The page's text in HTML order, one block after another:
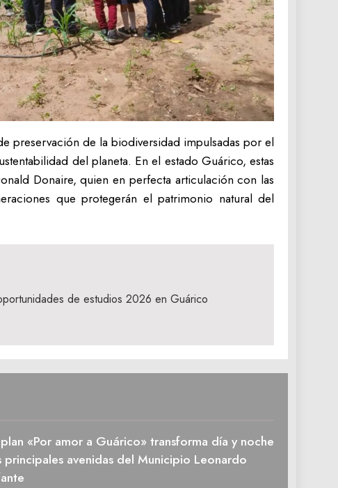
preservación de la biodiversidad impulsadas por el
del planeta. En el estado Guárico, estas
Donaire, quien en perfecta articulación con las
que protegerán el patrimonio natural del
de estudios 2026 en Guárico
«Por amor a Guárico» transforma día y noche
principales avenidas del Municipio Leonardo